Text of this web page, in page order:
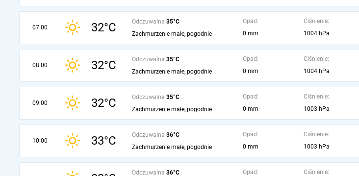
07:00 32°C Odczuwalna 35°C
Zachmurzenie małe, pogodnie
Opad:
0 mm
Ciśnienie:
1004 hPa
08:00 32°C Odczuwalna 35°C
Zachmurzenie małe, pogodnie
Opad:
0 mm
Ciśnienie:
1004 hPa
09:00 32°C Odczuwalna 35°C
Zachmurzenie małe, pogodnie
Opad:
0 mm
Ciśnienie:
1003 hPa
10:00 33°C Odczuwalna 36°C
Zachmurzenie małe, pogodnie
Opad:
0 mm
Ciśnienie:
1003 hPa
Odczuwalna 36°C
Opad:
Ciśnienie: